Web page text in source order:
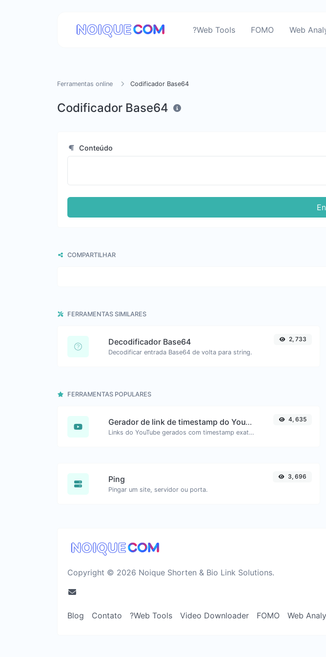
?Web Tools FOMO Web
Ferramentas online Codificador Base64
Codificador Base64
Conteúdo
COMPARTILHAR
FERRAMENTAS SIMILARES
Decodificador Base64
Decodificar entrada Base64 de volta para string.
2, 733
FERRAMENTAS POPULARES
Gerador de link de timestamp do YouTube
Links do YouTube gerados com timestamp exato, útil para usuários de dispositivos móveis.
4, 635
Ping
Pingar um site, servidor ou porta.
3, 696
Copyright © 2026 Noique Shorten & Bio Link Solutions.
Blog Contato ?Web Tools Video Downloader FOMO Web